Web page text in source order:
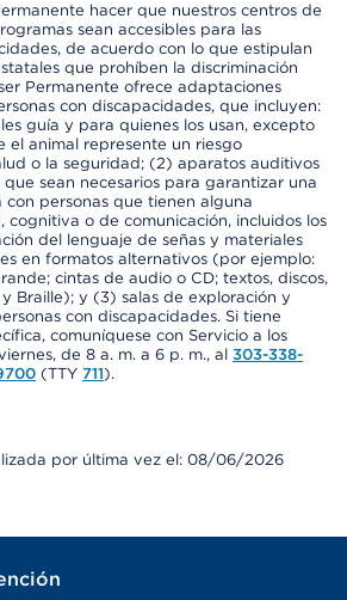
hacer que nuestros centros de
sean accesibles para las
de acuerdo con lo que estipulan
que prohíben la discriminación
Permanente ofrece adaptaciones
con discapacidades, que incluyen:
guía y para quienes los usan, excepto
el animal represente un riesgo
o la seguridad; (2) aparatos auditivos
sean necesarios para garantizar una
personas que tienen alguna
o de comunicación, incluidos los
del lenguaje de señas y materiales
en formatos alternativos (por ejemplo:
cintas de audio o CD; textos, discos,
y Braille); y (3) salas de exploración y
con discapacidades. Si tiene
comuníquese con Servicio a los
de 8 a. m. a 6 p. m., al 303-338-
(TTY 711).
por última vez el: 08/06/2026